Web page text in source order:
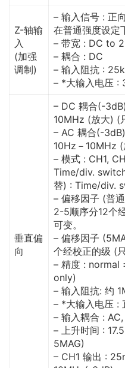
Z-轴输
入
(加强
调制)
– 输入信号 : 正
在普通强度设定
– 带宽 : DC to
– 耦合 : DC
– 输入阻抗 :
– *大输入电压 :
垂直偏
向
– DC 耦合(-
10MHz (放大) (
– AC 耦合(-
10Hz－10MHz
– 模式 : CH1,
Time/div.
替) : Time/div.
– 偏移因子 (普
2-5顺序分12个
可变。
– 偏移因子
个经校正的级 (
– 精度 : normal
only)
– 输入阻抗: 约
– *大输入电压 :
– 输入耦合 :
– 上升时间 :
5MAG)
– CH1 输出 :